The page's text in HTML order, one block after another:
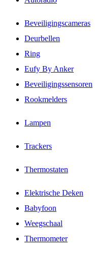
Beveiligingscameras
Deurbellen
Ring
Eufy By Anker
Beveiligingssensoren
Rookmelders
Lampen
Trackers
Thermostaten
Elektrische Deken
Babyfoon
Weegschaal
Thermometer